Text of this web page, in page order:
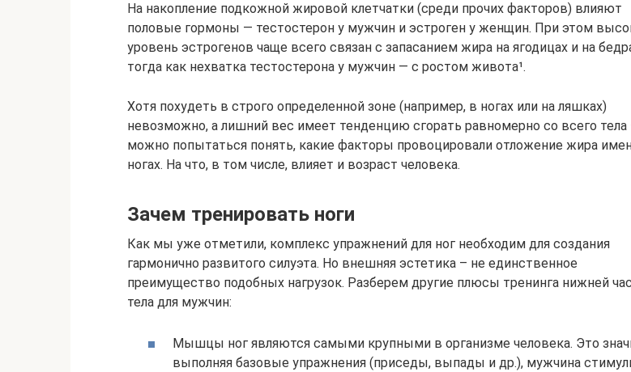
На накопление подкожной жировой клетчатки (среди прочих факторов) влияют
половые гормоны — тестостерон у мужчин и эстроген у женщин. При этом
уровень эстрогенов чаще всего связан с запасанием жира на ягодицах и на
тогда как нехватка тестостерона у мужчин — с ростом живота¹.
Хотя похудеть в строго определенной зоне (например, в ногах или на ляшках)
невозможно, а лишний вес имеет тенденцию сгорать равномерно со всего тела
можно попытаться понять, какие факторы провоцировали отложение жира
ногах. На что, в том числе, влияет и возраст человека.
Зачем тренировать ноги
Как мы уже отметили, комплекс упражнений для ног необходим для создания
гармонично развитого силуэта. Но внешняя эстетика – не единственное
преимущество подобных нагрузок. Разберем другие плюсы тренинга нижней
тела для мужчин:
Мышцы ног являются самыми крупными в организме человека. Это
выполняя базовые упражнения (приседы, выпады и др.), мужчина